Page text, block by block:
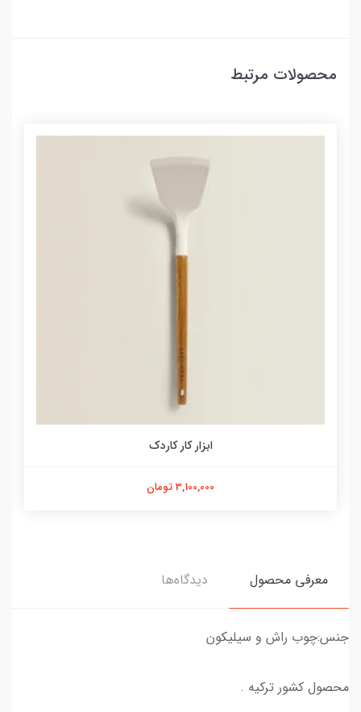
محصولات مرتبط
ابزار کار کاردک
3,100,000 تومان
معرفی محصول دیدگاه‌ها
جنس:چوب راش و سیلیکون
محصول کشور ترکیه .